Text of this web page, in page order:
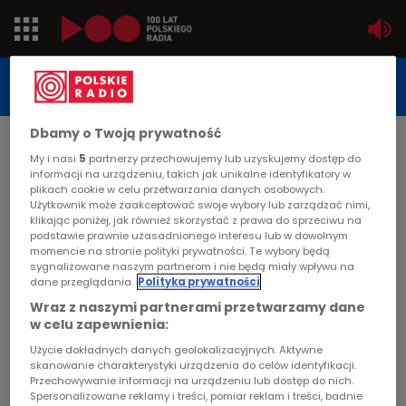
Jedynka
Trójka
Czwórka
PR24
Poland
Kierowcy
Dzieci
STUDIO REPORTAŻU
POLSKIEGO RADIA
DATA PUBLIKACJI:
2013-01-25
STRONA GŁÓWNA>ARTYKUŁ
Ekologia - reintrodukcja
niedźwiedzia brunatnego
STUDIO REPORTAŻU I DOKUMENTU
Ekologia - reintrodukcja niedźwiedzia
brunatnego
Dbamy o Twoją prywatność
My i nasi 5 partnerzy przechowujemy lub uzyskujemy dostęp do
informacji na urządzeniu, takich jak unikalne identyfikatory w
plikach cookie w celu przetwarzania danych osobowych.
Użytkownik może zaakceptować swoje wybory lub zarządzać nimi,
klikając poniżej, jak również skorzystać z prawa do sprzeciwu na
podstawie prawnie uzasadnionego interesu lub w dowolnym
momencie na stronie polityki prywatności. Te wybory będą
sygnalizowane naszym partnerom i nie będą miały wpływu na
dane przeglądania. Polityka prywatności
Wraz z naszymi partnerami przetwarzamy dane
w celu zapewnienia:
Użycie dokładnych danych geolokalizacyjnych. Aktywne
skanowanie charakterystyki urządzenia do celów identyfikacji.
Przechowywanie informacji na urządzeniu lub dostęp do nich.
Spersonalizowane reklamy i treści, pomiar reklam i treści, badnie